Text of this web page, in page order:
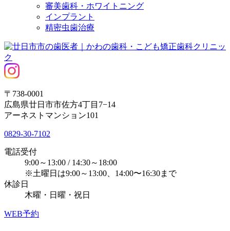
審美歯科・ホワイトニング
インプラント
精密虫歯治療
〒738-0001
広島県廿日市市佐方4丁目7−14
アーネストマンション101
0829-30-7102
電話受付
9:00～13:00 / 14:30～18:00
※土曜日は9:00～13:00、14:00〜16:30まで
休診日
木曜・日曜・祝日
WEB予約